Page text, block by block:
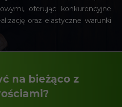
oferując konkurencyjne
oraz elastyczne warunki
na bieżąco z